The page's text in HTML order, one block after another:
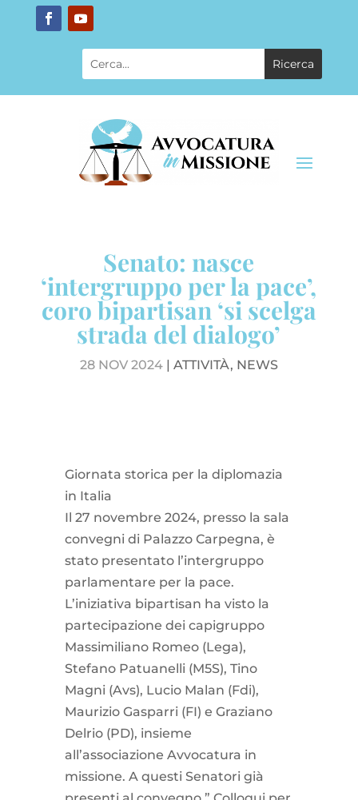
Senato: nasce
‘intergruppo per la pace’,
coro bipartisan ‘si scelga
strada del dialogo’
28 NOV 2024| ATTIVITÀ, NEWS
Giornata storica per la diplomazia
in Italia
Il 27 novembre 2024, presso la sala
convegni di Palazzo Carpegna, è
stato presentato l’intergruppo
parlamentare per la pace.
L’iniziativa bipartisan ha visto la
partecipazione dei capigruppo
Massimiliano Romeo (Lega),
Stefano Patuanelli (M5S), Tino
Magni (Avs), Lucio Malan (Fdi),
Maurizio Gasparri (FI) e Graziano
Delrio (PD), insieme
all’associazione Avvocatura in
missione. A questi Senatori già